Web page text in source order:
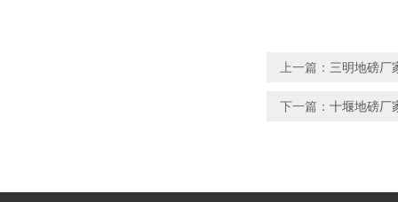
上一篇： 三明地磅厂
下一篇： 十堰地磅厂